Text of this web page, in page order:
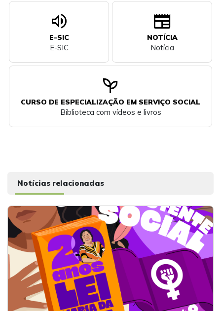
volume_up
E-SIC
E-SIC
newspaper
NOTÍCIA
Notícia
psychiatry
CURSO DE ESPECIALIZAÇÃO EM SERVIÇO SOCIAL
Biblioteca com vídeos e livros
Notícias relacionadas